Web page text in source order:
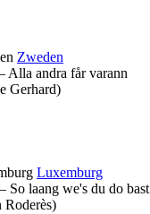
Zweden
Alla andra får varann
Gerhard)
Luxemburg
So laang we's du do bast
Roderès)